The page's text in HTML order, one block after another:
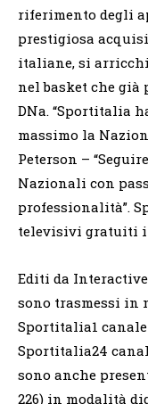
riferimento degli
prestigiosa
italiane, si
nel basket che già
DNa. “Sportitalia
massimo la
Peterson –
Nazionali con
professionalità”.
televisivi gratuiti
Editi da
sono trasmessi in
Sportitalia1 canale
Sportitalia24
sono anche
226) in modalità